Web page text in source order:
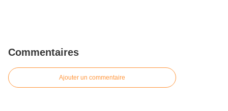
Commentaires
Ajouter un commentaire